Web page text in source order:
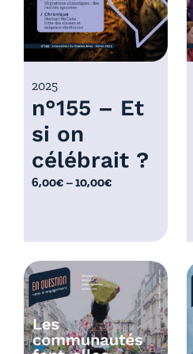
0
0
à
1
0
,
0
0
n°155 – Et
si on
célébrait ?
2025
6,00€–10,00€
P
g
e
d
e
p
r